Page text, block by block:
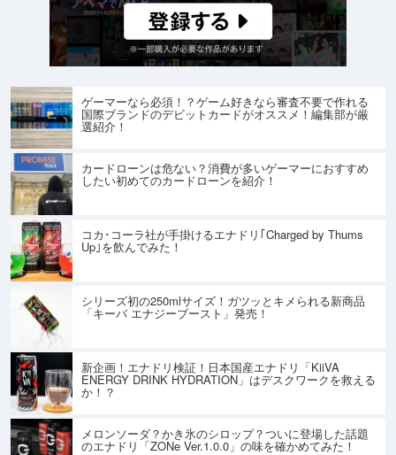
ゲーマーなら必須！？ゲーム好きなら審査不要で作れる
国際ブランドのデビットカードがオススメ！編集部が厳
選紹介！
カードローンは危ない？消費が多いゲーマーにおすすめ
したい初めてのカードローンを紹介！
コカ･コーラ社が手掛けるエナドリ｢Charged by Thums
Up｣を飲んでみた！
シリーズ初の250mlサイズ！ガツッとキメられる新商品
「キーバ エナジーブースト」発売！
新企画！エナドリ検証！日本国産エナドリ「KiiVA
ENERGY DRINK HYDRATION」はデスクワークを救える
か！？
メロンソーダ？かき氷のシロップ？ついに登場した話題
のエナドリ「ZONe Ver.1.0.0」の味を確かめてみた！